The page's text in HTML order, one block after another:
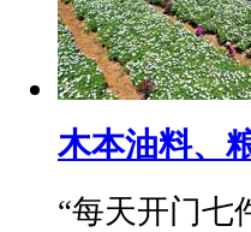
木本油料、
“每天开门七